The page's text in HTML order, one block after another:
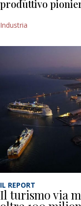
produttivo
Industria
IL REPORT
Il turismo via